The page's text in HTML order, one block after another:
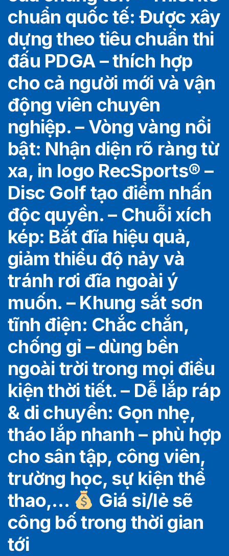
chuẩn quốc tế: Được xây
dựng theo tiêu chuẩn thi
đấu PDGA – thích hợp
cho cả người mới và vận
động viên chuyên
nghiệp. – Vòng vàng nổi
bật: Nhận diện rõ ràng từ
xa, in logo RecSports®️ –
Disc Golf tạo điểm nhấn
độc quyền. – Chuỗi xích
kép: Bắt đĩa hiệu quả,
giảm thiểu độ nảy và
tránh rơi đĩa ngoài ý
muốn. – Khung sắt sơn
tĩnh điện: Chắc chắn,
chống gỉ – dùng bền
ngoài trời trong mọi điều
kiện thời tiết. – Dễ lắp ráp
& di chuyển: Gọn nhẹ,
tháo lắp nhanh – phù hợp
cho sân tập, công viên,
trường học, sự kiện thể
thao,…
Giá sỉ/lẻ sẽ
công bố trong thời gian
tới